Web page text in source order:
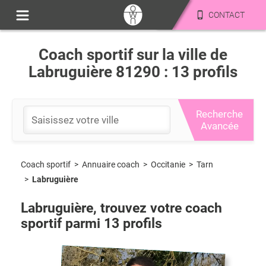
CONTACT
Coach sportif sur la ville de
Labruguière 81290 : 13 profils
Recherche
Avancée
Coach sportif > Annuaire coach > Occitanie > Tarn
> Labruguière
Labruguière, trouvez votre coach
sportif parmi 13 profils